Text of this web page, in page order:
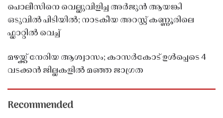
പൊലീസിനെ വെല്ലുവിളിച്ച അർജുൻ ആയങ്കി
ഒടുവിൽ പിടിയിൽ; നാടകീയ അറസ്റ്റ് കണ്ണൂരിലെ
ഫ്ലാറ്റിൽ വെച്ച്
മഴയ്ക്ക് നേരിയ ആശ്വാസം; കാസർകോട് ഉൾപ്പെടെ 4
വടക്കൻ ജില്ലകളിൽ മഞ്ഞ ജാഗ്രത
Recommended